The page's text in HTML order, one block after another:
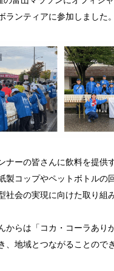
ランティアに参加しました。
ナーの皆さんに飲料を提供
製コップやペットボトルの
社会の実現に向けた取り組
からは「コカ・コーラあり
、地域とつながることので